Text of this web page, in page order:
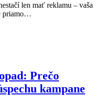
len mať reklamu – vaša
priamo…
Prečo
kampane